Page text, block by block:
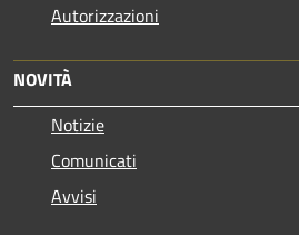
Autorizzazioni
NOVITÀ
Notizie
Comunicati
Avvisi